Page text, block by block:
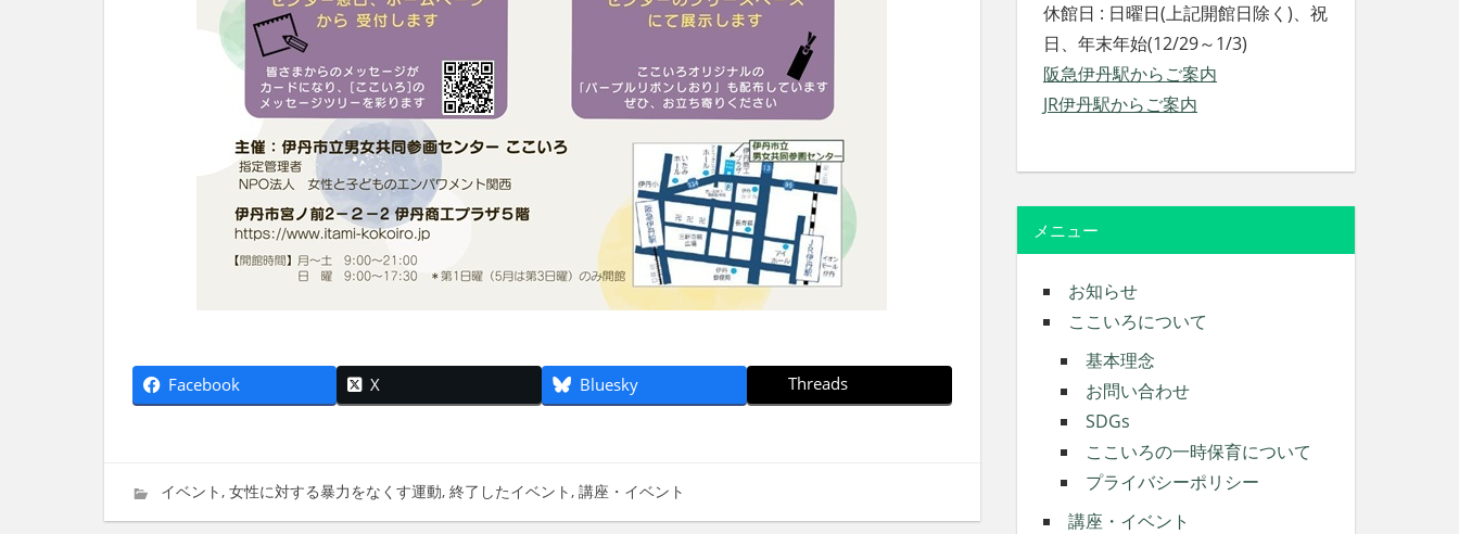
Facebook X Bluesky Threads
2025年9月1日
imati
イベント, 女性に対する暴力をなくす運動, 終了したイベント, 講座・イベント
休館日 : 日曜日(上記開館日除く)、祝
日、年末年始(12/29～1/3)
阪急伊丹駅からご案内
JR伊丹駅からご案内
メニュー
お知らせ
ここいろについて
基本理念
お問い合わせ
SDGs
ここいろの一時保育について
プライバシーポリシー
講座・イベント